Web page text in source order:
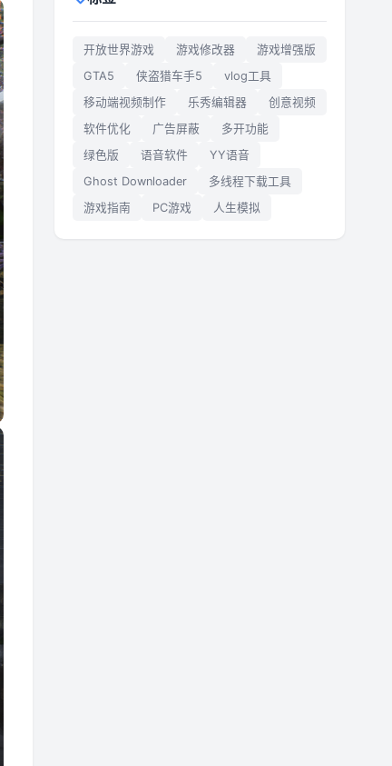
开放世界游戏 游戏修改器
游戏增强版
GTA5
侠盗猎车手5
vlog工具
移动端视频制作
乐秀编辑器
创意视频
软件优化
广告屏蔽
多开功能
绿色版
语音软件
YY语音
Ghost Downloader
多线程下载工具
游戏指南
PC游戏 人生模拟